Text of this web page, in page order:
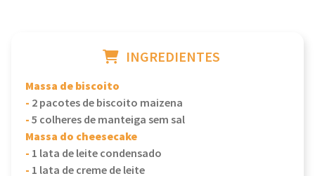
INGREDIENTES
Massa de biscoito
- 2 pacotes de biscoito maizena
-5 colheres de manteiga sem sal
Massa do cheesecake
- 1 lata de leite condensado
- 1 lata de creme de leite